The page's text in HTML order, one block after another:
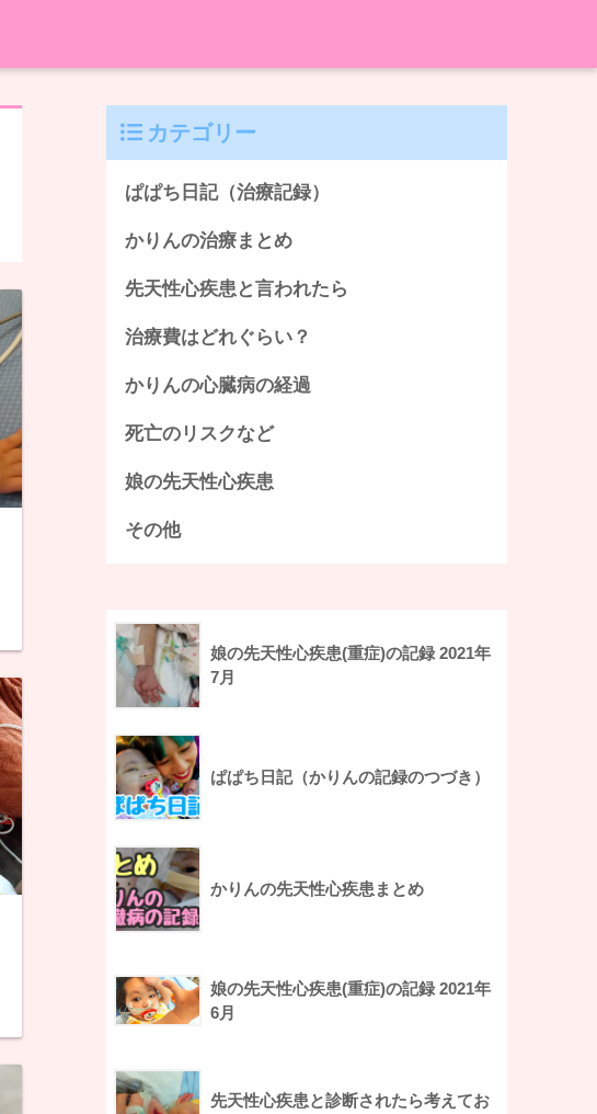
カテゴリー
ぱぱち日記（治療記録）
かりんの治療まとめ
先天性心疾患と言われたら
治療費はどれぐらい？
かりんの心臓病の経過
死亡のリスクなど
娘の先天性心疾患
その他
娘の先天性心疾患(重症)の記録 2021年
7月
ぱぱち日記（かりんの記録のつづき）
かりんの先天性心疾患まとめ
娘の先天性心疾患(重症)の記録 2021年
6月
先天性心疾患と診断されたら考えてお